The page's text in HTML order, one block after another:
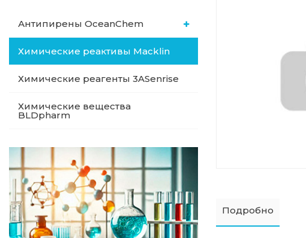
Антипирены OceanСhem
Химические реактивы Macklin
Химические реагенты 3ASenrise
Химические вещества
BLDpharm
Подробно